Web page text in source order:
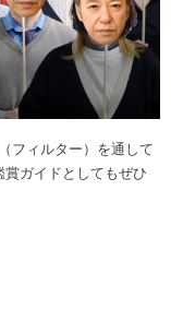
フィルター）を通して
ガイドとしてもぜひ